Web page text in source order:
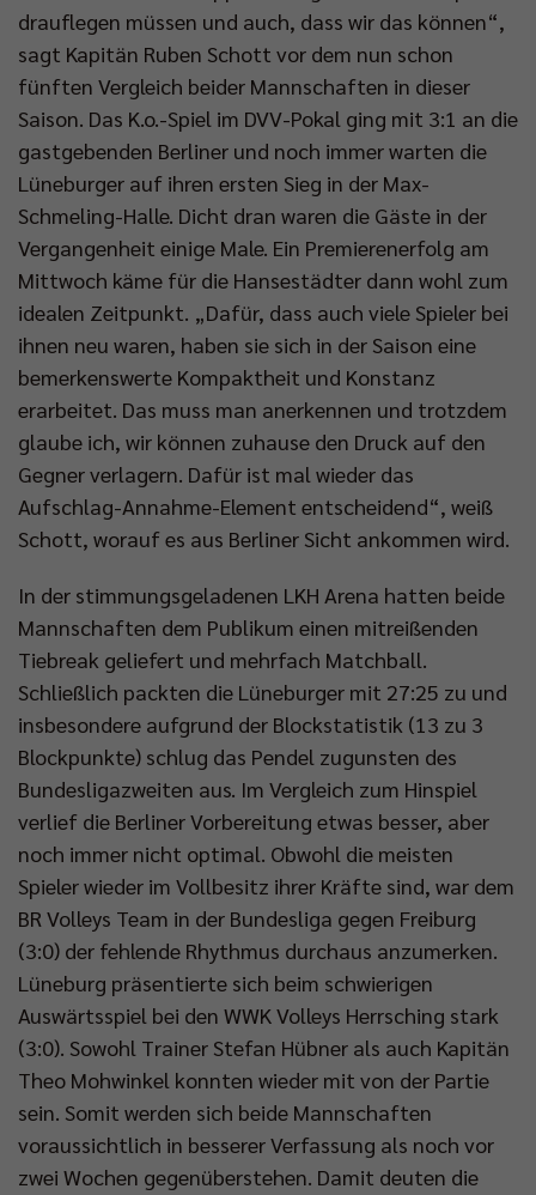
drauflegen müssen und auch, dass wir das können“,
sagt Kapitän Ruben Schott vor dem nun schon
fünften Vergleich beider Mannschaften in dieser
Saison. Das K.o.-Spiel im DVV-Pokal ging mit 3:1 an die
gastgebenden Berliner und noch immer warten die
Lüneburger auf ihren ersten Sieg in der Max-
Schmeling-Halle. Dicht dran waren die Gäste in der
Vergangenheit einige Male. Ein Premierenerfolg am
Mittwoch käme für die Hansestädter dann wohl zum
idealen Zeitpunkt. „Dafür, dass auch viele Spieler bei
ihnen neu waren, haben sie sich in der Saison eine
bemerkenswerte Kompaktheit und Konstanz
erarbeitet. Das muss man anerkennen und trotzdem
glaube ich, wir können zuhause den Druck auf den
Gegner verlagern. Dafür ist mal wieder das
Aufschlag-Annahme-Element entscheidend“, weiß
Schott, worauf es aus Berliner Sicht ankommen wird.
In der stimmungsgeladenen LKH Arena hatten beide
Mannschaften dem Publikum einen mitreißenden
Tiebreak geliefert und mehrfach Matchball.
Schließlich packten die Lüneburger mit 27:25 zu und
insbesondere aufgrund der Blockstatistik (13 zu 3
Blockpunkte) schlug das Pendel zugunsten des
Bundesligazweiten aus. Im Vergleich zum Hinspiel
verlief die Berliner Vorbereitung etwas besser, aber
noch immer nicht optimal. Obwohl die meisten
Spieler wieder im Vollbesitz ihrer Kräfte sind, war dem
BR Volleys Team in der Bundesliga gegen Freiburg
(3:0) der fehlende Rhythmus durchaus anzumerken.
Lüneburg präsentierte sich beim schwierigen
Auswärtsspiel bei den WWK Volleys Herrsching stark
(3:0). Sowohl Trainer Stefan Hübner als auch Kapitän
Theo Mohwinkel konnten wieder mit von der Partie
sein. Somit werden sich beide Mannschaften
voraussichtlich in besserer Verfassung als noch vor
zwei Wochen gegenüberstehen. Damit deuten die